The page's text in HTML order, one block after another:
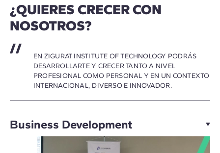
¿QUIERES CRECER CON
NOSOTROS?
EN ZIGURAT INSTITUTE OF TECHNOLOGY PODRÁS
DESARROLLARTE Y CRECER TANTO A NIVEL
PROFESIONAL COMO PERSONAL Y EN UN CONTEXTO
INTERNACIONAL, DIVERSO E INNOVADOR.
Business Development